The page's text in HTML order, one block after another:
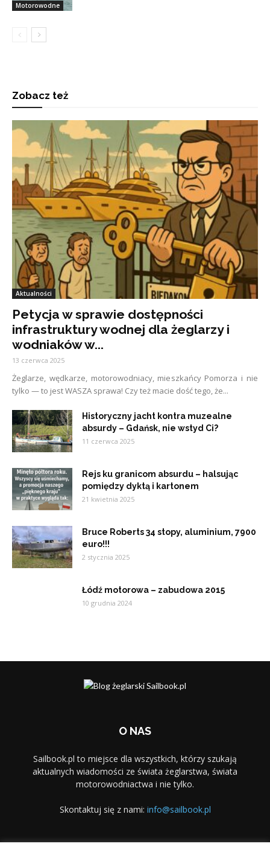
Motorowodne
Zobacz też
Aktualności
Petycja w sprawie dostępności
infrastruktury wodnej dla żeglarzy i
wodniaków w...
13 czerwca 2025
Żeglarze, wędkarze, motorowodniacy, mieszkańcy Pomorza i nie
tylko — to jest WASZA sprawa! Czy też macie dość tego, że...
Historyczny jacht kontra muzealne
absurdy – Gdańsk, nie wstyd Ci?
11 czerwca 2025
Rejs ku granicom absurdu – halsując
pomiędzy dyktą i kartonem
21 kwietnia 2025
Bruce Roberts 34 stopy, aluminium, 7900
euro!!!
2 stycznia 2025
Łódź motorowa – zabudowa 2015
10 grudnia 2024
O NAS
Sailbook.pl to miejsce dla wszystkich, którzy szukają
aktualnych wiadomości ze świata żeglarstwa, świata
motorowodniactwa i nie tylko.
Skontaktuj się z nami: info@sailbook.pl